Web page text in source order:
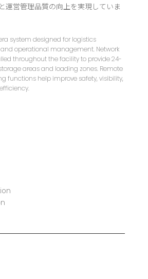
運営管理品質の向上を実現していま
system designed for logistics
operational management. Network
throughout the facility to provide 24-
areas and loading zones. Remote
functions help improve safety, visibility,